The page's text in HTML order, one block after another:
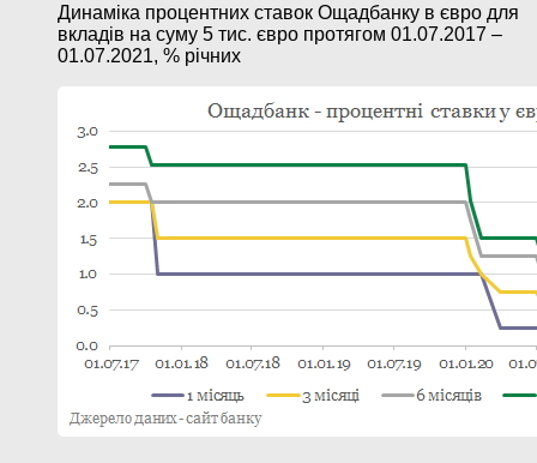
Динаміка процентних ставок Ощадбанку в євро для
вкладів на суму 5 тис. євро протягом 01.07.2017 –
01.07.2021, % річних